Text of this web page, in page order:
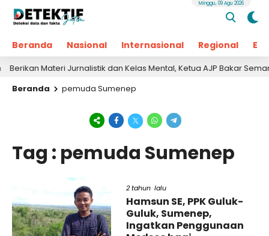
Beranda Nasional Internasional Regional
Minggu, 09 Agu 2026
Materi Jurnalistik dan Kelas Mental, Ketua AJP Bakar
Beranda
pemuda Sumenep
Tag : pemuda Sumenep
2 tahun lalu
Hamsun SE, PPK Guluk-
Guluk, Sumenep,
Ingatkan Penggunaan